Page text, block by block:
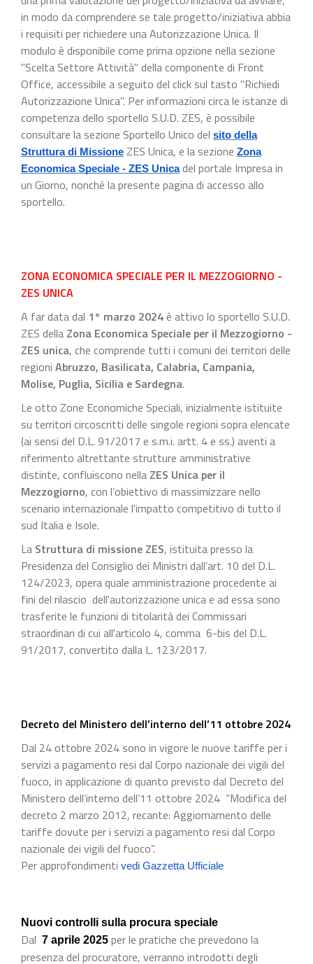
in modo da comprendere se tale progetto/iniziativa abbia
i requisiti per richiedere una Autorizzazione Unica. Il
modulo è disponibile come prima opzione nella sezione
"Scelta Settore Attività" della componente di Front
Office, accessibile a seguito del click sul tasto "Richiedi
Autorizzazione Unica". Per informazioni circa le istanze di
competenza dello sportello S.U.D. ZES, è possibile
consultare la sezione Sportello Unico del sito della
Struttura di Missione ZES Unica, e la sezione Zona
Economica Speciale - ZES Unicadel portale Impresa in
un Giorno, nonché la presente pagina di accesso allo
sportello.
ZONA ECONOMICA SPECIALE PER IL MEZZOGIORNO -
ZES UNICA
A far data dal 1° marzo 2024è attivo lo sportello S.U.D.
ZES della Zona Economica Speciale per il Mezzogiorno -
ZES unica, che comprende tutti i comuni dei territori delle
regioni Abruzzo, Basilicata, Calabria, Campania,
Molise, Puglia, Sicilia e Sardegna.
Le otto Zone Economiche Speciali, inizialmente istituite
su territori circoscritti delle singole regioni sopra elencate
(ai sensi del D.L. 91/2017 e s.m.i. artt. 4 e ss.) aventi a
riferimento altrettante strutture amministrative
distinte, confluiscono nella ZES Unica per il
Mezzogiorno, con l’obiettivo di massimizzare nello
scenario internazionale l'impatto competitivo di tutto il
sud Italia e Isole.
La Struttura di missione ZES, istituita presso la
Presidenza del Consiglio dei Ministri dall’art. 10 del D.L.
124/2023, opera quale amministrazione procedente ai
fini del rilascio dell'autorizzazione unica e ad essa sono
trasferite le funzioni di titolarità dei Commissari
straordinari di cui all'articolo 4, comma 6-bis del D.L.
91/2017, convertito dalla L. 123/2017.
Decreto del Ministero dell’interno dell’11 ottobre 2024
Dal 24 ottobre 2024 sono in vigore le nuove tariffe per i
servizi a pagamento resi dal Corpo nazionale dei vigili del
fuoco, in applicazione di quanto previsto dal Decreto del
Ministero dell’interno dell’11 ottobre 2024 “Modifica del
decreto 2 marzo 2012, recante: Aggiornamento delle
tariffe dovute per i servizi a pagamento resi dal Corpo
nazionale dei vigili del fuoco”.
Per approfondimenti vedi Gazzetta Ufficiale
Nuovi controlli sulla procura speciale
Dal 7 aprile 2025 per le pratiche che prevedono la
presenza del procuratore, verranno introdotti degli